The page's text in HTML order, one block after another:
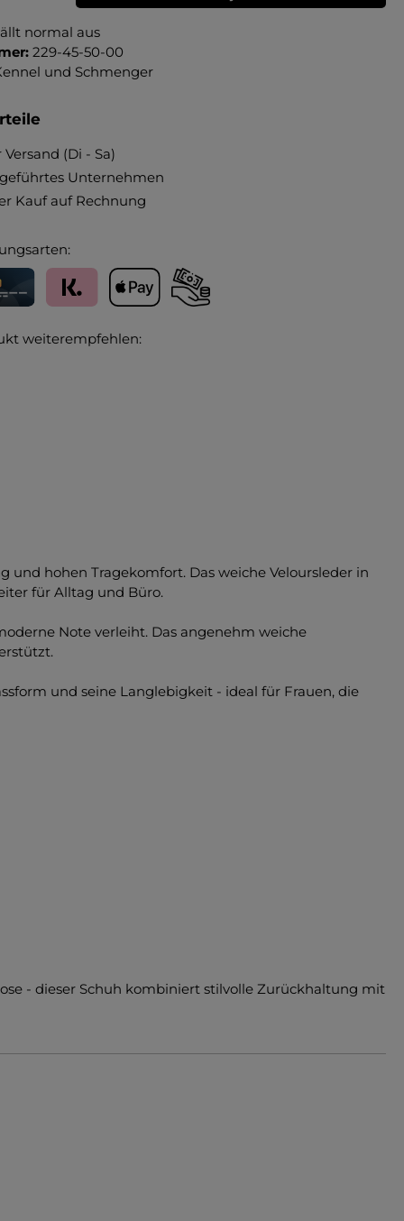
normal aus
229-45-50-00
und Schmenger
(Di - Sa)
Unternehmen
Kauf auf Rechnung
weiterempfehlen:
und hohen Tragekomfort. Das weiche Veloursleder in
für Alltag und Büro.
Note verleiht. Das angenehm weiche
und seine Langlebigkeit - ideal für Frauen, die
- dieser Schuh kombiniert stilvolle Zurückhaltung mit